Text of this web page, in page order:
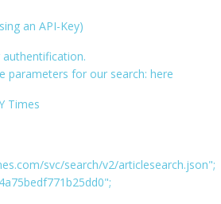
.size(); i++){
an API-Key)
parameters for our search: here
Times
svc/search/v2/articlesearch.json";